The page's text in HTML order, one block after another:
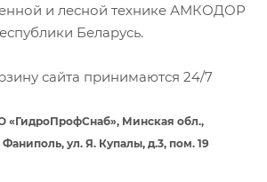
и лесной технике АМКОДОР
Беларусь.
сайта принимаются 24/7
«ГидроПрофСнаб», Минская обл.,
ул. Я. Купалы, д.3, пом. 19